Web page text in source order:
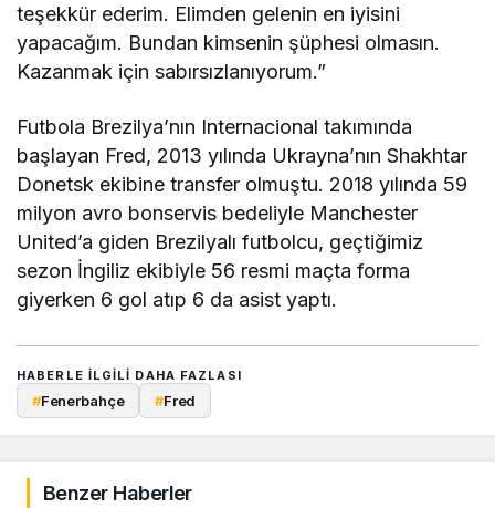
teşekkür ederim. Elimden gelenin en iyisini
yapacağım. Bundan kimsenin şüphesi olmasın.
Kazanmak için sabırsızlanıyorum.”
Futbola Brezilya’nın Internacional takımında
başlayan Fred, 2013 yılında Ukrayna’nın Shakhtar
Donetsk ekibine transfer olmuştu. 2018 yılında 59
milyon avro bonservis bedeliyle Manchester
United’a giden Brezilyalı futbolcu, geçtiğimiz
sezon İngiliz ekibiyle 56 resmi maçta forma
giyerken 6 gol atıp 6 da asist yaptı.
HABERLE ILGILI DAHA FAZLASI
#Fenerbahçe #Fred
Benzer Haberler